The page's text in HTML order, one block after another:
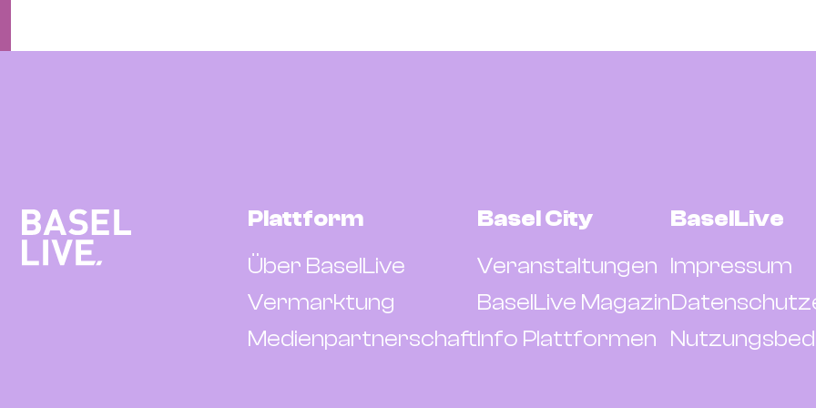
Plattform
Über BaselLive
Vermarktung
Medienpartnerschaft
Basel City
Veranstaltungen
BaselLive Magazin
Info Plattformen
BaselLive
Impressum